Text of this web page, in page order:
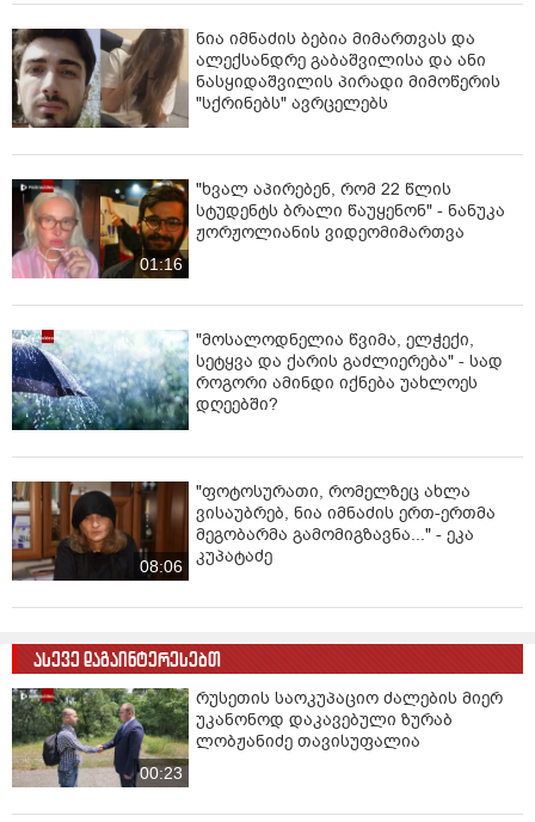
ნია იმნაძის ბებია მიმართვას და
ალექსანდრე გაბაშვილისა და ანი
ნასყიდაშვილის პირადი მიმოწერის
"სქრინებს" ავრცელებს
01:16
"ხვალ აპირებენ, რომ 22 წლის
სტუდენტს ბრალი წაუყენონ" - ნანუკა
ჟორჟოლიანის ვიდეომიმართვა
"მოსალოდნელია წვიმა, ელჭექი,
სეტყვა და ქარის გაძლიერება" - სად
როგორი ამინდი იქნება უახლოეს
დღეებში?
08:06
"ფოტოსურათი, რომელზეც ახლა
ვისაუბრებ, ნია იმნაძის ერთ-ერთმა
მეგობარმა გამომიგზავნა..." - ეკა
კუპატაძე
ასევე დაგაინტერესებთ
00:23
რუსეთის საოკუპაციო ძალების მიერ
უკანონოდ დაკავებული ზურაბ
ლობჟანიძე თავისუფალია